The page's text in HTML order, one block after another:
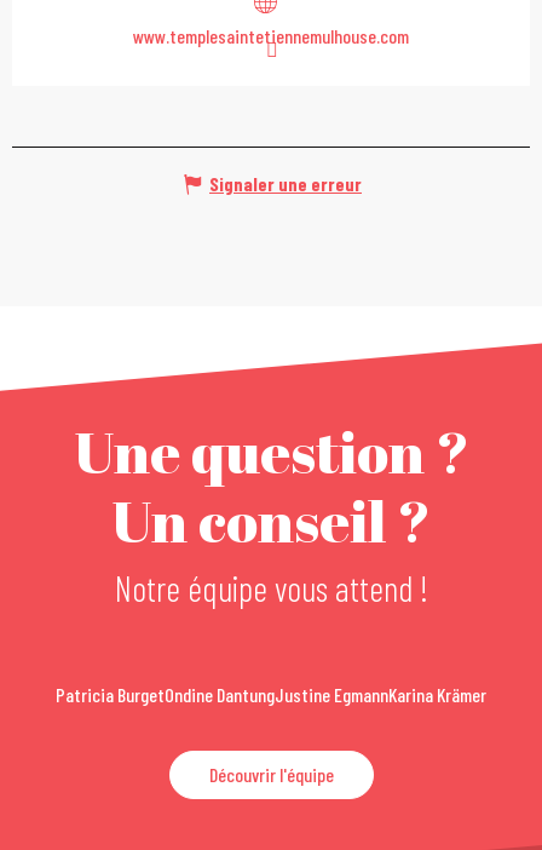
www.templesaintetiennemulhouse.com
Signaler une erreur
Une question ?
Un conseil ?
Notre équipe vous attend !
Patricia BurgetOndine DantungJustine EgmannKarina Krämer
Découvrir l'équipe